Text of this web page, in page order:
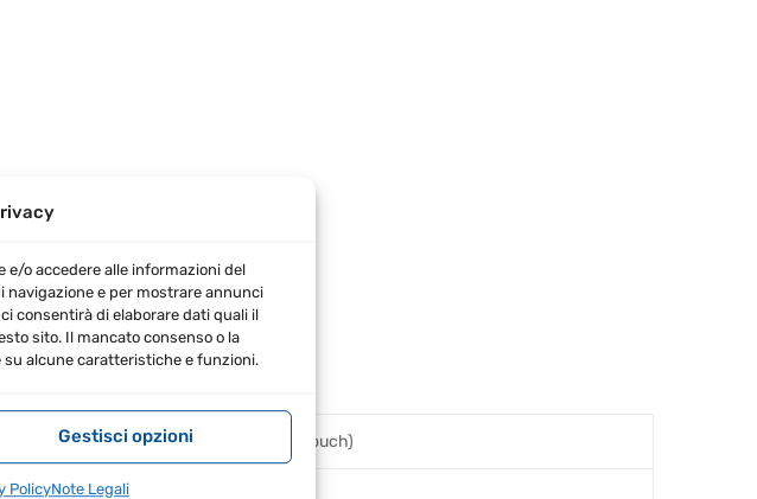
e/o accedere alle informazioni del
navigazione e per mostrare annunci
consentirà di elaborare dati quali il
sito. Il mancato consenso o la
alcune caratteristiche e funzioni.
Gestisci opzioni
PolicyNote Legali
velocity sensibile alla velocità, aftertouch)